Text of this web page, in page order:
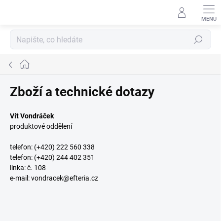
Hledat
Domů
Zboží a technické dotazy
Vít Vondráček
produktové oddělení
telefon: (+420) 222 560 338
telefon: (+420) 244 402 351
linka: č. 108
e-mail:vondracek@efteria.cz